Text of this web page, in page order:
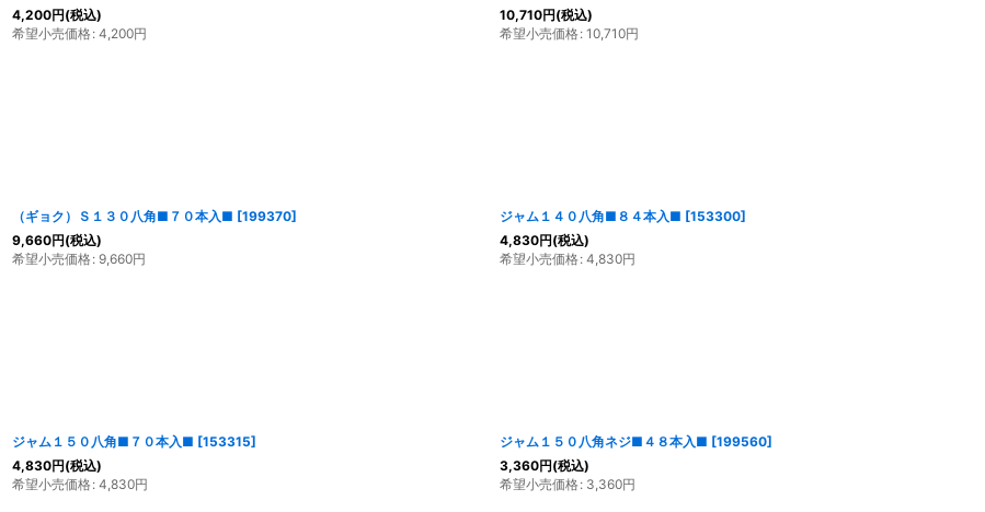
4,200円(税込)
希望小売価格: 4,200円
10,710円(税込)
希望小売価格: 10,710円
（ギョク）Ｓ１３０八角■７０本入■ [199370]
9,660円(税込)
希望小売価格: 9,660円
ジャム１４０八角■８４本入■ [153300]
4,830円(税込)
希望小売価格: 4,830円
ジャム１５０八角■７０本入■ [153315]
4,830円(税込)
希望小売価格: 4,830円
ジャム１５０八角ネジ■４８本入■ [199560]
3,360円(税込)
希望小売価格: 3,360円